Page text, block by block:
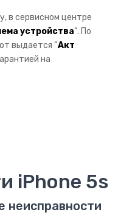
в сервисном центре
устройства“. По
выдается “Акт
на
iPhone 5s
неисправности